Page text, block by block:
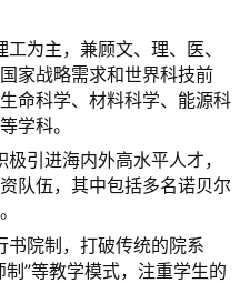
工为主，兼顾文、理、医、
家战略需求和世界科技前
命科学、材料科学、能源科
学科。
极引进海内外高水平人才，
队伍，其中包括多名诺贝尔
书院制，打破传统的院系
”等教学模式，注重学生的